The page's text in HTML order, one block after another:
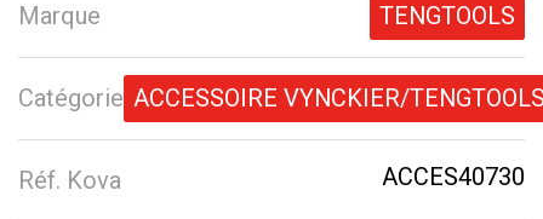
Marque TENGTOOLS
Catégorie ACCESSOIRE VYNCKIER/
Réf. Kova ACCES40730